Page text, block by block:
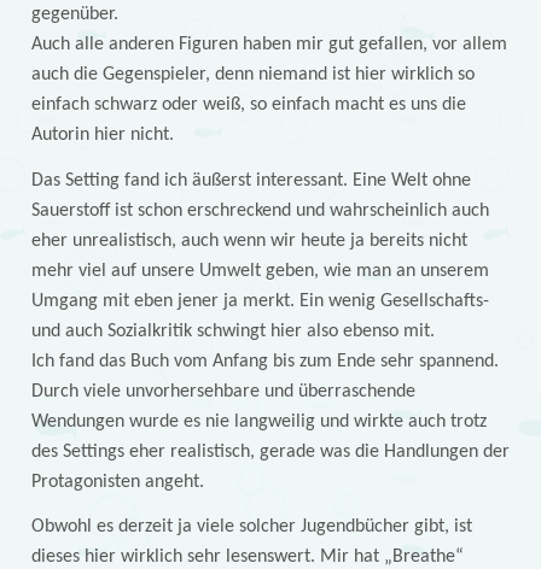
gegenüber.
Auch alle anderen Figuren haben mir gut gefallen, vor allem
auch die Gegenspieler, denn niemand ist hier wirklich so
einfach schwarz oder weiß, so einfach macht es uns die
Autorin hier nicht.
Das Setting fand ich äußerst interessant. Eine Welt ohne
Sauerstoff ist schon erschreckend und wahrscheinlich auch
eher unrealistisch, auch wenn wir heute ja bereits nicht
mehr viel auf unsere Umwelt geben, wie man an unserem
Umgang mit eben jener ja merkt. Ein wenig Gesellschafts-
und auch Sozialkritik schwingt hier also ebenso mit.
Ich fand das Buch vom Anfang bis zum Ende sehr spannend.
Durch viele unvorhersehbare und überraschende
Wendungen wurde es nie langweilig und wirkte auch trotz
des Settings eher realistisch, gerade was die Handlungen der
Protagonisten angeht.
Obwohl es derzeit ja viele solcher Jugendbücher gibt, ist
dieses hier wirklich sehr lesenswert. Mir hat „Breathe“